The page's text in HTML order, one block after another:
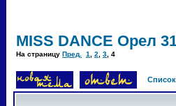
MISS DANCE Орел
На страницу Пред. 1 2 3 4